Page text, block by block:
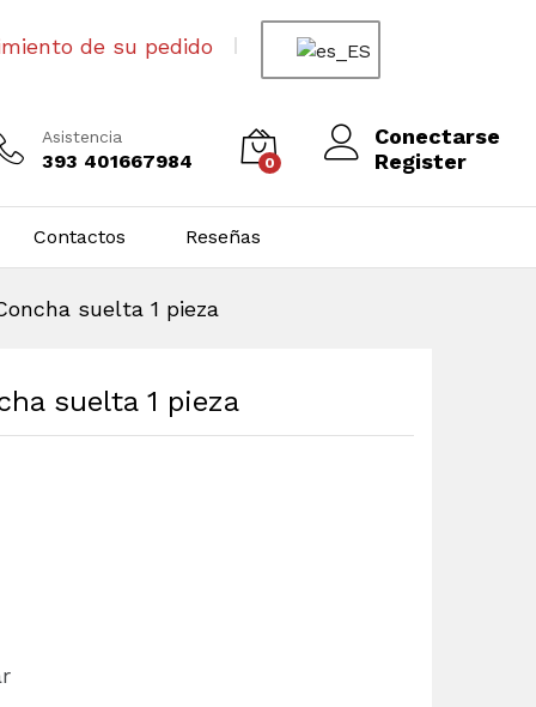
de su pedido
Asistencia
393 401667984 0
Conectarse
Register
Contactos Reseñas
suelta 1 pieza
suelta 1 pieza